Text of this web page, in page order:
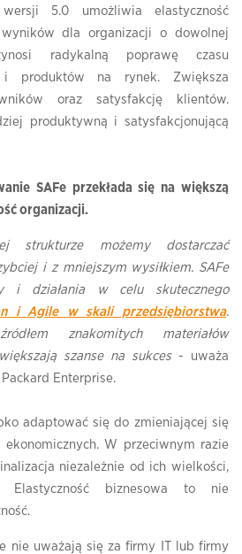
5.0 umożliwia elastyczność
dla organizacji o dowolnej
radykalną poprawę czasu
i produktów na rynek. Zwiększa
oraz satysfakcję klientów.
produktywną i satysfakcjonującą
SAFe przekłada się na większą
organizacji.
strukturze możemy dostarczać
i z mniejszym wysiłkiem. SAFe
i działania w celu skutecznego
i Agile w skali przedsiębiorstwa.
znakomitych materiałów
szanse na sukces- uważa
Enterprise.
adaptować się do zmieniającej się
W przeciwnym razie
niezależnie od ich wielkości,
Elastyczność biznesowa to nie
nie uważają się za firmy IT lub firmy